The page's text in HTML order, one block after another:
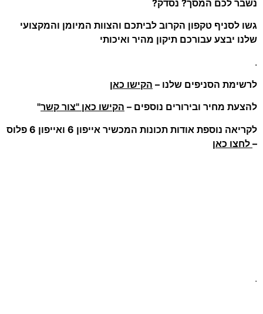
נשבר לכם המסך? נסדק?
גשו לסניף טקפון הקרוב לביתכם והצוות המיומן והמקצועי
שלנו יבצע עבורכם תיקון מהיר ואיכותי
.
לרשימת הסניפים שלנו – הקישו כאן
להצעת מחיר ובירורים נוספים – הקישו כאן "צור קשר"
לקריאה נוספת אודות תכונות המכשיר אייפון 6 ואייפון 6 פלוס
– לחצו כאן
.